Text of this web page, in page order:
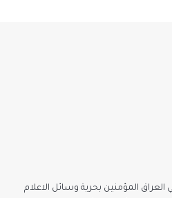
المؤمنين بحرية وسائل الاعلام